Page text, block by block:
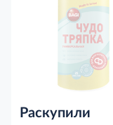
Раскупили